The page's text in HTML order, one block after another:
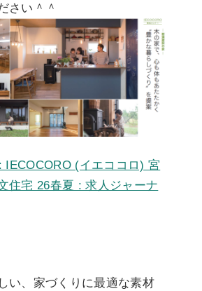
さい＾＾
IECOCORO (イエココロ) 宮
住宅 26春夏 : 求人ジャーナ
い、家づくりに最適な素材